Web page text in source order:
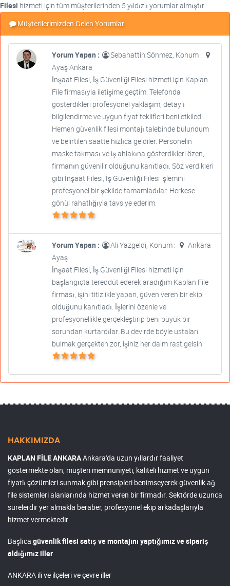
Filesi hizmeti için tüm müşterilerinden 5 yıldızlı yorumlar almıştır.
Müşterilerimizden Gelen Yorumlar
Yorum Yapan :
Sebahattin Sönmez, Konum :
Ayaş Ankara
İnşaat Filesi, İş Güvenliği Filesi hizmeti için Kaplan
File firmasıyla iletişime geçtim. Telefonda
gösterdikleri profesyonel yaklaşım, detaylı
bilgilendirme ve uygun fiyat teklifleri beni etkiledi.
Hemen güvenlik filesi montajı talebinde bulundum
ve belirtilen saatte hızlıca geldiler. Personelin
maske takması ve iş ahlakına gösterdikleri özen,
firmanın güvenilir olduğunu kanıtladı. Söz verdikleri
gibi İnşaat Filesi, İş Güvenliği Filesi işlemini
profesyonel bir şekilde tamamladılar. Herkese
gönül rahatlığıyla tavsiye ederim.
Yorum Yapan : Ali Yazgeldi, Konum :
Ankara
Ayaş
İnşaat Filesi, İş Güvenliği Filesi hizmeti için
başlangıçta tereddüt ederek aradığım Kaplan File
firması, işini titizlikle yapan, güven veren bir ekip
olduğunu kanıtladı. İşlerini özenle ve
profesyonellikle gerçekleştirip beni büyük bir
sorundan kurtardılar. Bu devirde böyle ustaları
bulmak gerçekten zor, işiniz her daim rast gelsin
HAKKIMIZDA
KAPLAN FİLE ANKARAAnkara'da uzun yıllardır faaliyet
göstermekte olan, müşteri memnuniyeti, kaliteli hizmet ve uygun
fiyatlı çözümleri sunmak gibi prensipleri benimseyerek güvenlik ağ
file sistemleri alanlarında hizmet veren bir firmadır. Sektörde uzunca
sürelerdir yer almakla beraber, profesyonel ekip arkadaşlarıyla
hizmet vermektedir.
Başlıca güvenlik filesi satış ve montajını yaptığımız ve sipariş
aldığımız iller
ANKARA ili ve ilçeleri ve çevre iller